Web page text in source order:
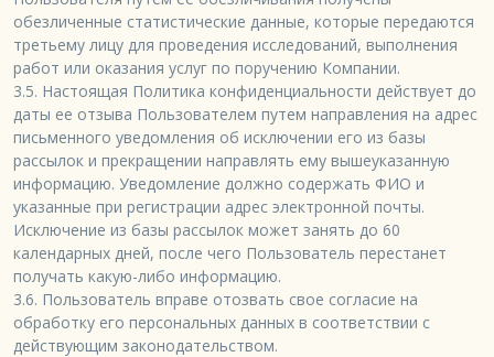
обезличенные статистические данные, которые передаются
третьему лицу для проведения исследований, выполнения
работ или оказания услуг по поручению Компании.
3.5. Настоящая Политика конфиденциальности действует до
даты ее отзыва Пользователем путем направления на адрес
письменного уведомления об исключении его из базы
рассылок и прекращении направлять ему вышеуказанную
информацию. Уведомление должно содержать ФИО и
указанные при регистрации адрес электронной почты.
Исключение из базы рассылок может занять до 60
календарных дней, после чего Пользователь перестанет
получать какую-либо информацию.
3.6. Пользователь вправе отозвать свое согласие на
обработку его персональных данных в соответствии с
действующим законодательством.